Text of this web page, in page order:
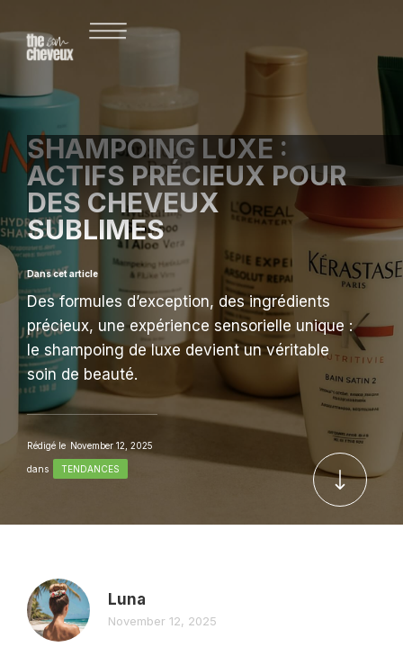
SHAMPOING LUXE :
ACTIFS PRÉCIEUX POUR
DES CHEVEUX
SUBLIMES
Dans cet article
Des formules d’exception, des ingrédients
précieux, une expérience sensorielle unique :
le shampoing de luxe devient un véritable
soin de beauté.
Rédigé le November 12, 2025
dans TENDANCES
Luna
November 12, 2025